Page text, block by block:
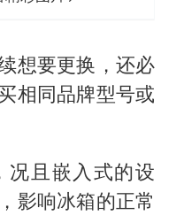
想要更换，还必
相同品牌型号或
况且嵌入式的设
影响冰箱的正常